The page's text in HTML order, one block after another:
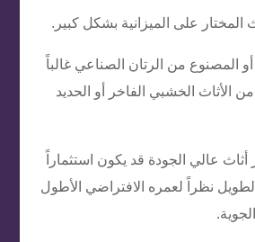
المختار على الميزانية بشكل كبير.
أو المصنوع من الرتان الصناعي غالباً
الأثاث الخشبي الفاخر أو الحديد
عالي الجودة قد يكون استثماراً
نظراً لعمره الافتراضي الأطول